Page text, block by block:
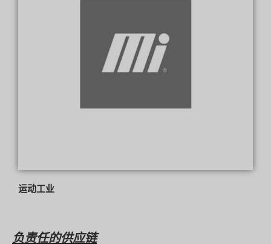
运动工业
负责任的供应链